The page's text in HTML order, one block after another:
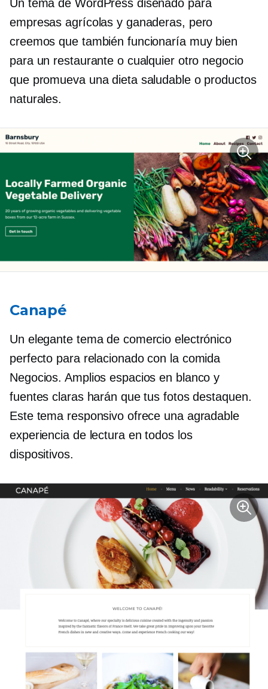
Un tema de WordPress diseñado para
empresas agrícolas y ganaderas, pero
creemos que también funcionaría muy bien
para un restaurante o cualquier otro negocio
que promueva una dieta saludable o productos
naturales.
Canapé
Un elegante tema de comercio electrónico
perfecto para relacionado con la comida
Negocios. Amplios espacios en blanco y
fuentes claras harán que tus fotos destaquen.
Este tema responsivo ofrece una agradable
experiencia de lectura en todos los
dispositivos.